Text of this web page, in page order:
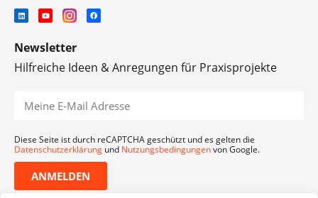
Newsletter
Hilfreiche Ideen & Anregungen für Praxisprojekte
Diese Seite ist durch reCAPTCHA geschützt und es gelten die
Datenschutzerklärung und Nutzungsbedingungenvon Google.
ANMELDEN